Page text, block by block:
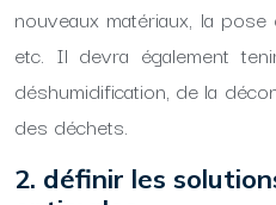
nouveaux matériaux, la
etc. Il devra également
déshumidification, de la
des déchets.
2. définir les